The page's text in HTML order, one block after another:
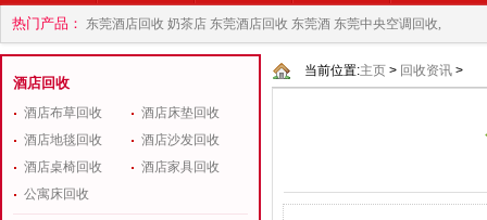
热门产品： 东莞酒店回收 奶茶店 东莞酒店回收 东莞酒 东莞中央空调回收,
商 深圳酒店用品回收公司
酒店回收
酒店布草回收
酒店床垫回收
酒店地毯回收
酒店沙发回收
酒店桌椅回收
酒店家具回收
公寓床回收
当前位置:主页 > 回收资讯 >